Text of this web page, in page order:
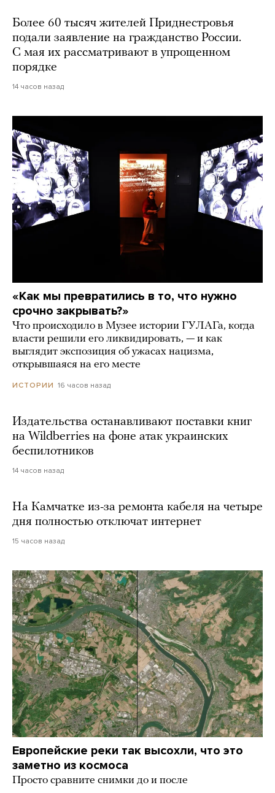
Более 60 тысяч жителей Приднестровья
подали заявление на гражданство России.
С мая их рассматривают в упрощенном
порядке
14 часов назад
«Как мы превратились в то, что нужно
срочно закрывать?»
Что происходило в Музее истории ГУЛАГа, когда
власти решили его ликвидировать, — и как
выглядит экспозиция об ужасах нацизма,
открывшаяся на его месте
ИСТОРИИ 16 часов назад
Издательства останавливают поставки книг
на Wildberries на фоне атак украинских
беспилотников
14 часов назад
На Камчатке из-за ремонта кабеля на четыре
дня полностью отключат интернет
15 часов назад
Европейские реки так высохли, что это
заметно из космоса
Просто сравните снимки до и после